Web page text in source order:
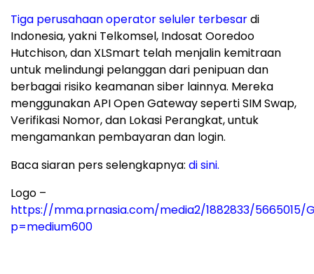
Tiga perusahaan operator seluler terbesardi
Indonesia, yakni Telkomsel, Indosat Ooredoo
Hutchison, dan XLSmart telah menjalin kemitraan
untuk melindungi pelanggan dari penipuan dan
berbagai risiko keamanan siber lainnya. Mereka
menggunakan API Open Gateway seperti SIM Swap,
Verifikasi Nomor, dan Lokasi Perangkat, untuk
mengamankan pembayaran dan login.
Baca siaran pers selengkapnya: di sini.
Logo –
https://mma.prnasia.com/media2/1882833/5665015/
p=medium600